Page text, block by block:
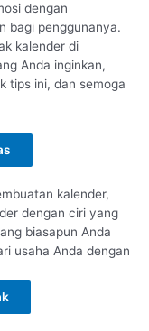
dengan
bagi penggunanya.
kalender di
Anda inginkan,
tips ini, dan semoga
kalender,
dengan ciri yang
biasapun Anda
usaha Anda dengan